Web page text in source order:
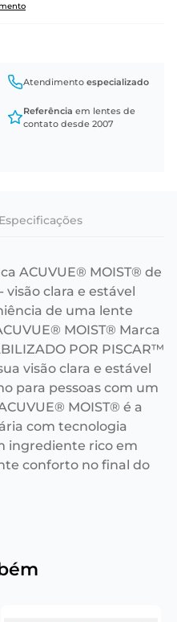
Atendimento especializado
Referência em lentes de
contato desde 2007
Especificações
ACUVUE® MOIST® de
visão clara e estável
de uma lente
MOIST® Marca
POR PISCAR™
visão clara e estável
para pessoas com um
MOIST® é a
com tecnologia
ingrediente rico em
conforto no final do